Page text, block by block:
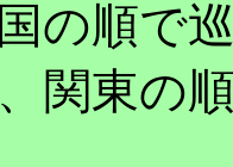
の順で
関東の